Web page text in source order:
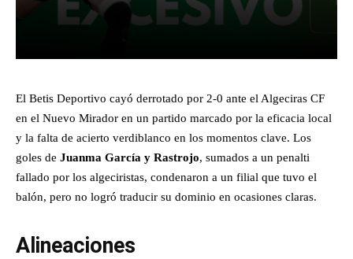
El Betis Deportivo cayó derrotado por 2-0 ante el Algeciras CF
en el Nuevo Mirador en un partido marcado por la eficacia local
y la falta de acierto verdiblanco en los momentos clave. Los
goles de Juanma García y Rastrojo, sumados a un penalti
fallado por los algeciristas, condenaron a un filial que tuvo el
balón, pero no logró traducir su dominio en ocasiones claras.
Alineaciones